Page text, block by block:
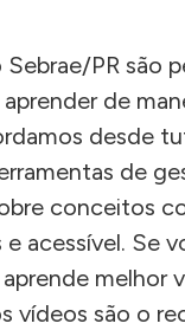
Sebrae/PR são
de
desde
de
conceitos
acessível. Se
melhor
vídeos são o